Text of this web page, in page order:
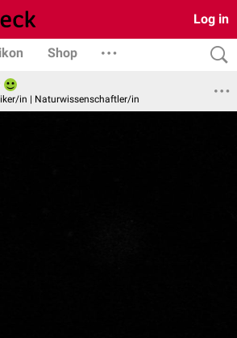
Log in
Shop
in | Naturwissenschaftler/in